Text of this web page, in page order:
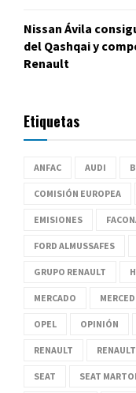
Nissan Ávila
del Qashqai y
Renault
Etiquetas
ANFAC AUDI
COMISIÓN EUROPEA
EMISIONES
FORD ALMUSSAFES
GRUPO RENAULT
MERCADO
OPEL OPINIÓN
RENAULT
SEAT SEAT